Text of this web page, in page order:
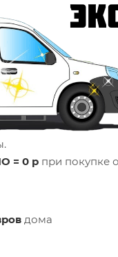
= 0 р при покупке
дома